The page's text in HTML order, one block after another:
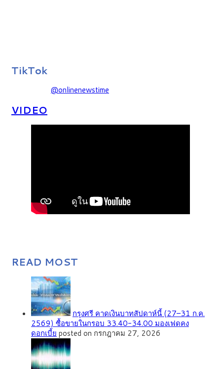
TikTok
@onlinenewstime
VIDEO
READ MOST
กรุงศรี คาดเงินบาทสัปดาห์นี้ (27–31 ก.ค.
2569) ซื้อขายในกรอบ 33.40-34.00 มองเฟดคง
ดอกเบี้ย posted on กรกฎาคม 27, 2026